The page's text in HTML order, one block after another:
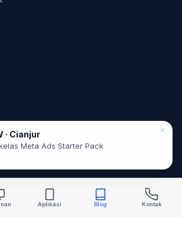
Aplikasi Blog Kontak
· Cianjur
Meta Ads Starter Pack
✕